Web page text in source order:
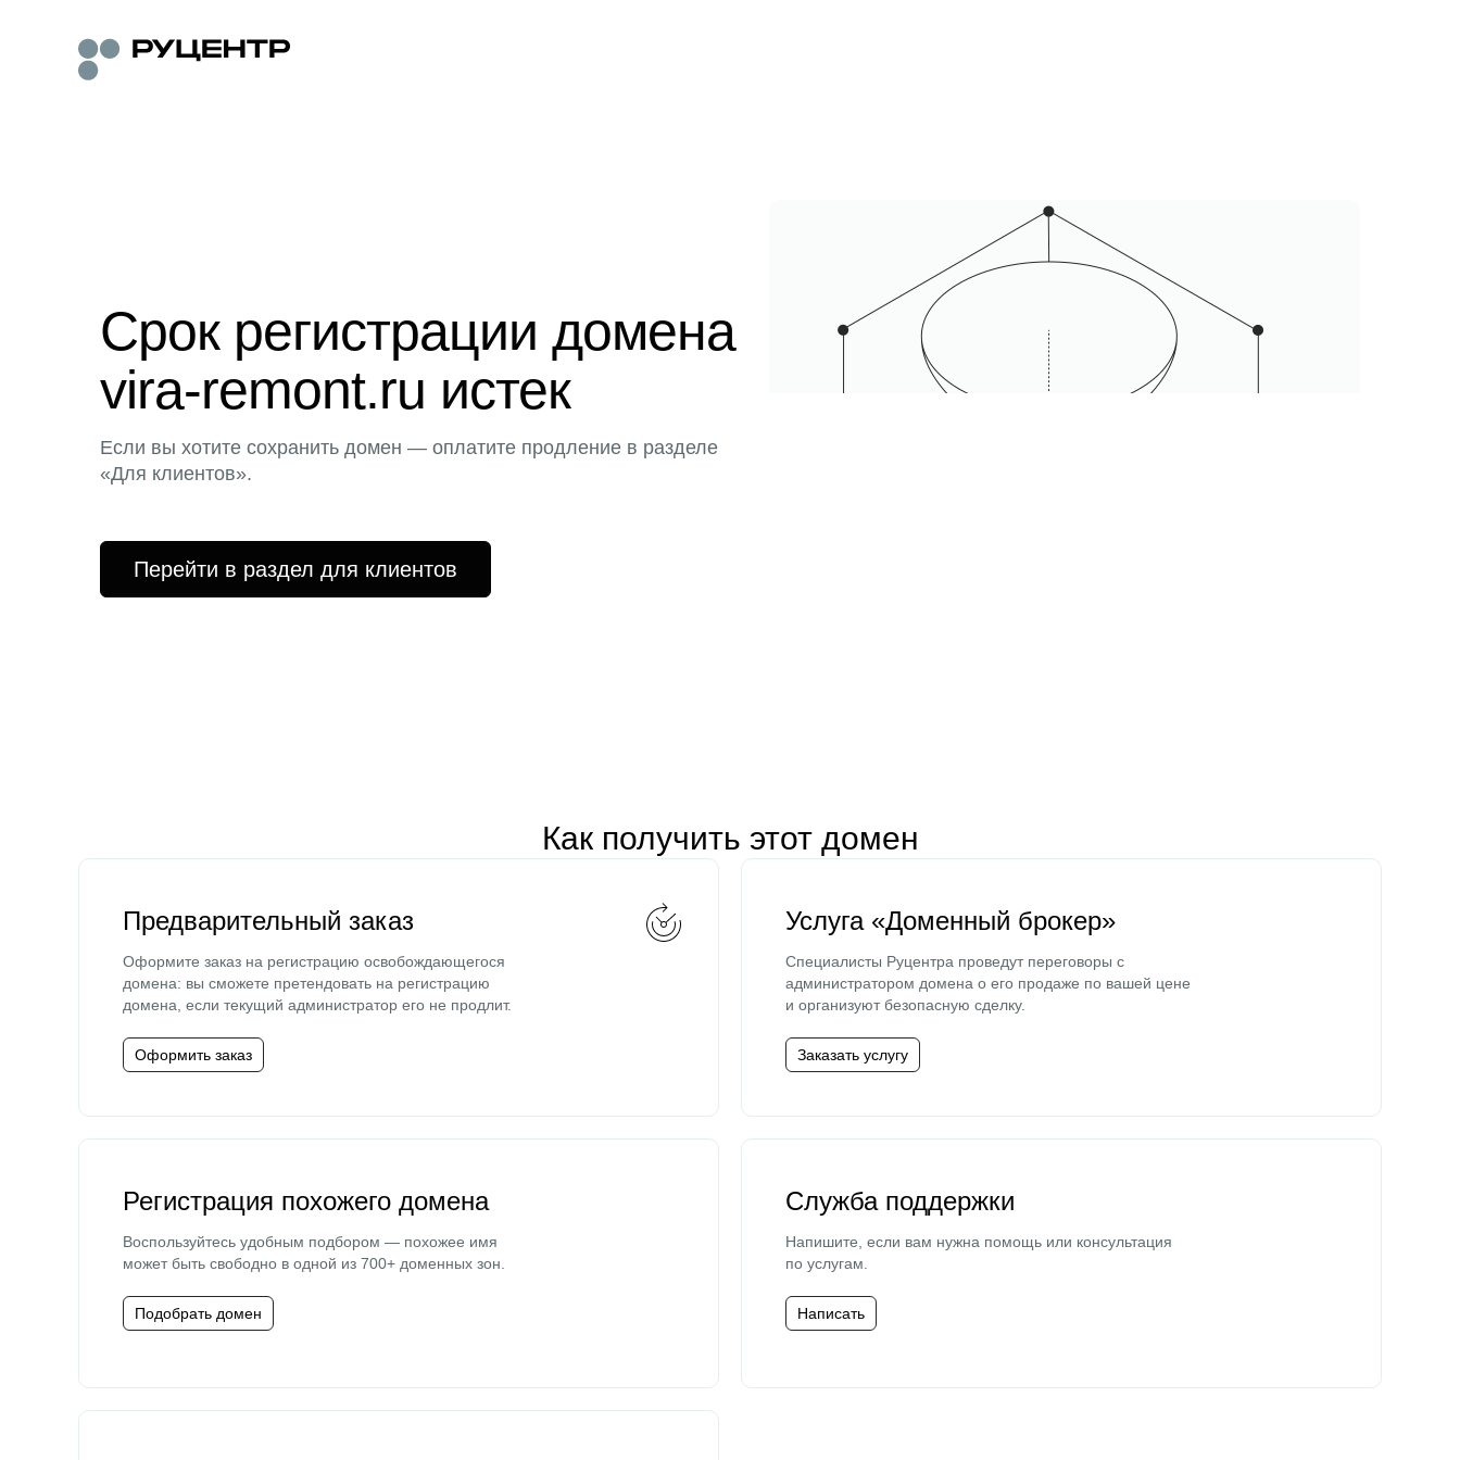
Срок регистрации домена
vira-remont.ru истек
Если вы хотите сохранить домен — оплатите продление в разделе
«Для клиентов».
Перейти в раздел для клиентов
Как получить этот домен
Предварительный заказ
Оформите заказ на регистрацию освобождающегося
домена: вы сможете претендовать на регистрацию
домена, если текущий администратор его не продлит.
Оформить заказ
Услуга «Доменный брокер»
Специалисты Руцентра проведут переговоры с
администратором домена о его продаже по вашей цене
и организуют безопасную сделку.
Заказать услугу
Регистрация похожего домена
Воспользуйтесь удобным подбором — похожее имя
может быть свободно в одной из 700+ доменных зон.
Подобрать домен
Служба поддержки
Напишите, если вам нужна помощь или консультация
по услугам.
Написать